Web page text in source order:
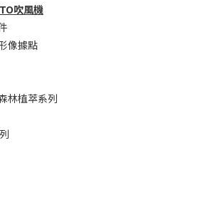
吹風機
像據點
林植萃系列